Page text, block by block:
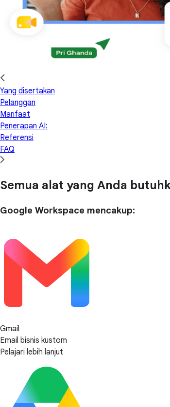
Yang disertakan
Pelanggan
Manfaat
Penerapan AI:
Referensi
FAQ
Semua alat yang Anda
Google Workspace mencakup:
Gmail
Email bisnis kustom
Pelajari lebih lanjut